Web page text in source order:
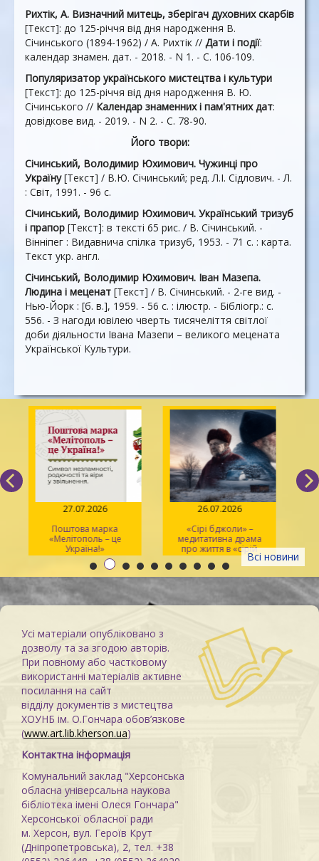
Рихтік, А. Визначний митець, зберігач духовних скарбів
[Текст]: до 125-річчя від дня народження В.
Січинського (1894-1962) / А. Рихтік // Дати і події:
календар знамен. дат. - 2018. - N 1. - С. 106-109.
Популяризатор українського мистецтва і культури
[Текст]: до 125-річчя від дня народження В. Ю.
Січинського // Календар знаменних і пам'ятних дат:
довідкове вид. - 2019. - N 2. - С. 78-90.
Його твори:
Січинський, Володимир Юхимович. Чужинці про
Україну[Текст] / В.Ю. Січинський; ред. Л.І. Сідлович. - Л.
: Світ, 1991. - 96 с.
Січинський, Володимир Юхимович. Український тризуб
і прапор [Текст]: в тексті 65 рис. / В. Січинський. -
Вінніпег : Видавнича спілка тризуб, 1953. - 71 с. : карта.
Текст укр. англ.
Січинський, Володимир Юхимович. Іван Мазепа.
Людина і меценат [Текст] / В. Січинський. - 2-ге вид. -
Нью-Йорк : [б. в.], 1959. - 56 с. : ілюстр. - Бібліогр.: с.
556. - З нагоди ювілею чверть тисячеліття світлої
доби діяльности Івана Мазепи – великого мецената
Української Культури.
Всі новини
27.07.2026
Поштова марка
«Мелітополь – це
Україна!»
26.07.2026
«Сірі бджоли» –
медитативна драма
про життя в «сірій
зоні»
Усі матеріали опубліковано з
дозволу та за згодою авторів.
При повному або частковому
використанні матеріалів активне
посилання на сайт
відділу документів з мистецтва
ХОУНБ ім. О.Гончара обов’язкове
(www.art.lib.kherson.ua)
Контактна інформація
Комунальний заклад "Херсонська
обласна універсальна наукова
бібліотека імені Олеся Гончара"
Херсонської обласної ради
м. Херсон, вул. Героїв Крут
(Дніпропетровська), 2, тел. +38